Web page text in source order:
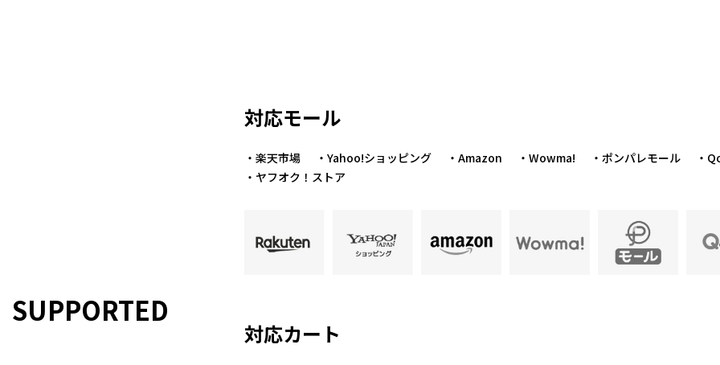
SUPPORTED
対応モール
・楽天市場 ・Yahoo!ショッピング ・Amazon ・Wowma! ・ポンパレモール
・
・ヤフオク！ストア
対応カート